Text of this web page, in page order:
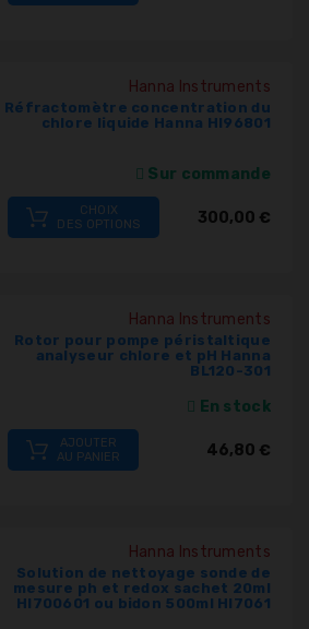
Hanna Instruments
Réfractomètre concentration du
chlore liquide Hanna HI96801
Sur commande
300,00 €
CHOIX
DES OPTIONS
Hanna Instruments
Rotor pour pompe péristaltique
analyseur chlore et pH Hanna
BL120-301
En stock
46,80 €
AJOUTER
AU PANIER
Hanna Instruments
Solution de nettoyage sonde de
mesure ph et redox sachet 20ml
HI700601 ou bidon 500ml HI7061